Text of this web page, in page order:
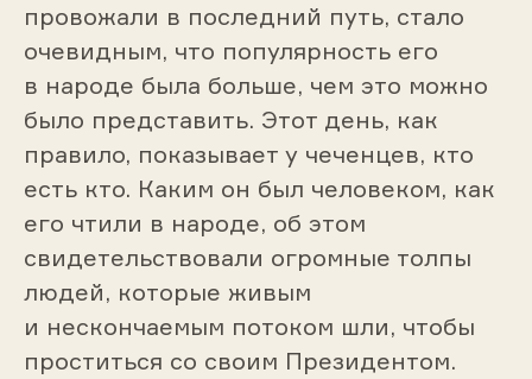
провожали в последний путь, стало
очевидным, что популярность его
в народе была больше, чем это можно
было представить. Этот день, как
правило, показывает у чеченцев, кто
есть кто. Каким он был человеком, как
его чтили в народе, об этом
свидетельствовали огромные толпы
людей, которые живым
и нескончаемым потоком шли, чтобы
проститься со своим Президентом.